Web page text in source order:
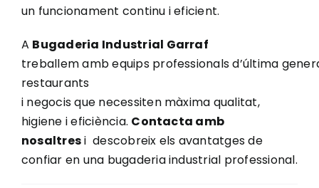
un funcionament continu i eficient.
A Bugaderia Industrial Garraf
treballem amb equips professionals d’última
restaurants
i negocis que necessiten màxima qualitat,
higiene i eficiència. Contacta amb
nosaltresi descobreix els avantatges de
confiar en una bugaderia industrial professional.